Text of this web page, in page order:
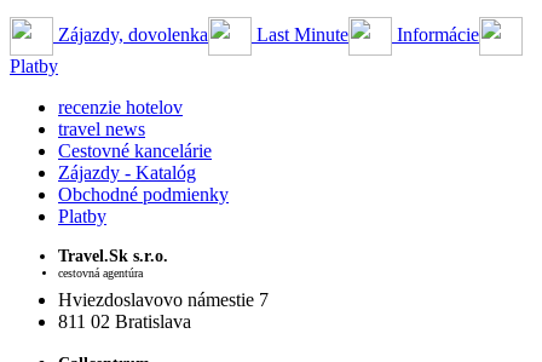
Zájazdy, dovolenka Last Minute
Informácie
Platby
recenzie hotelov
travel news
Cestovné kancelárie
Zájazdy - Katalóg
Obchodné podmienky
Platby
Travel.Sk s.r.o.
cestovná agentúra
Hviezdoslavovo námestie 7
811 02 Bratislava